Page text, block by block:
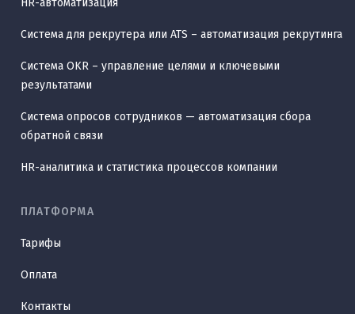
Система для рекрутера или ATS – автоматизация рекрутинга
Система OKR – управление целями и ключевыми
результатами
Система опросов сотрудников — автоматизация сбора
обратной связи
HR-аналитика и статистика процессов компании
ПЛАТФОРМА
Тарифы
Оплата
Контакты